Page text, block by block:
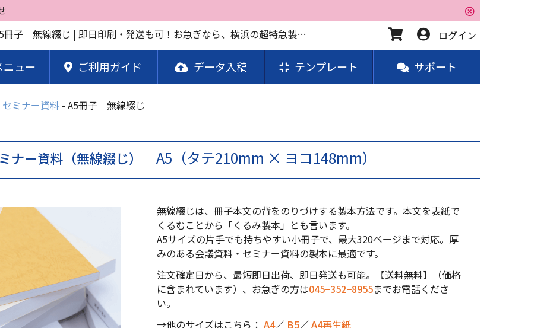
用途から選ぶ - 会議資料・セミナー資料 - A5冊子 無線綴じ | 即日印刷・発送も可！お急ぎなら、横浜の超特急製本部SURUKA
ログイン
ニュー ご利用ガイド データ入稿 テンプレート サポート
ミナー資料 A5冊子 無線綴じ
ナー資料（無線綴じ） A5（タテ210mm × ヨコ148mm）
無線綴じは、冊子本文の背をのりづけする製本方法です。本文を表紙で
くるむことから「くるみ製本」とも言います。
A5サイズの片手でも持ちやすい小冊子で、最大320ページまで対応。厚
みのある会議資料・セミナー資料の製本に最適です。
注文確定日から、最短即日出荷、即日発送も可能。【送料無料】（価格
に含まれています）、お急ぎの方は045−352−8955までお電話くださ
い。
→他のサイズはこちら：A4／ B5／A4再生紙